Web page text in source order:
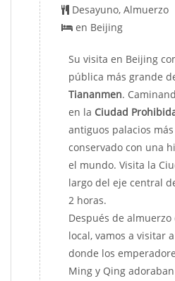
Desayuno, Almuerzo
en Beijing
Su visita en Beijing
pública más grande
Tiananmen.
en la Ciudad
antiguos palacios
conservado con una
el mundo. Visita la
largo del eje central
2 horas.
Después de
local, vamos a visitar a
donde los
Ming y Qing